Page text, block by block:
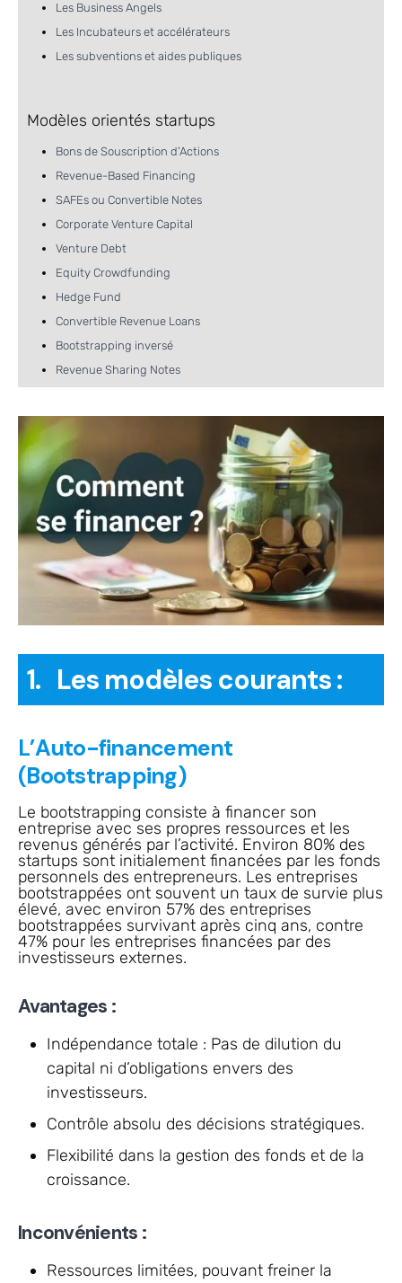
Les Business Angels
Les Incubateurs et accélérateurs
Les subventions et aides publiques
Modèles orientés startups
Bons de Souscription d’Actions
Revenue-Based Financing
SAFEs ou Convertible Notes
Corporate Venture Capital
Venture Debt
Equity Crowdfunding
Hedge Fund
Convertible Revenue Loans
Bootstrapping inversé
Revenue Sharing Notes
1. Les modèles courants :
L’Auto-financement
(Bootstrapping)
Le bootstrapping consiste à financer son
entreprise avec ses propres ressources et les
revenus générés par l’activité. Environ 80% des
startups sont initialement financées par les fonds
personnels des entrepreneurs. Les entreprises
bootstrappées ont souvent un taux de survie plus
élevé, avec environ 57% des entreprises
bootstrappées survivant après cinq ans, contre
47% pour les entreprises financées par des
investisseurs externes.
Avantages :
Indépendance totale : Pas de dilution du
capital ni d’obligations envers des
investisseurs.
Contrôle absolu des décisions stratégiques.
Flexibilité dans la gestion des fonds et de la
croissance.
Inconvénients :
Ressources limitées, pouvant freiner la